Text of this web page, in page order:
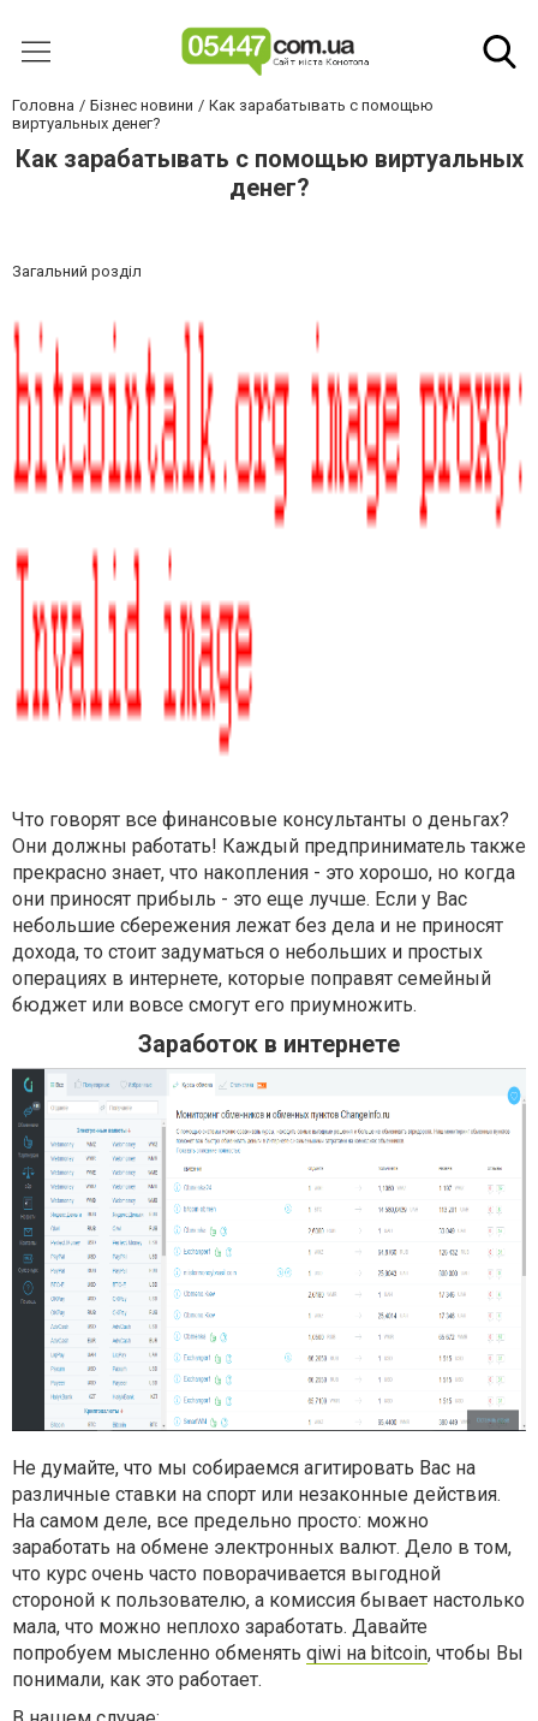
Головна Бізнес новини
Как зарабатывать с помощью
виртуальных денег?
Как зарабатывать с помощью виртуальных
денег?
Загальний розділ
Что говорят все финансовые консультанты о деньгах?
Они должны работать! Каждый предприниматель также
прекрасно знает, что накопления - это хорошо, но когда
они приносят прибыль - это еще лучше. Если у Вас
небольшие сбережения лежат без дела и не приносят
дохода, то стоит задуматься о небольших и простых
операциях в интернете, которые поправят семейный
бюджет или вовсе смогут его приумножить.
Заработок в интернете
Не думайте, что мы собираемся агитировать Вас на
различные ставки на спорт или незаконные действия.
На самом деле, все предельно просто: можно
заработать на обмене электронных валют. Дело в том,
что курс очень часто поворачивается выгодной
стороной к пользователю, а комиссия бывает настолько
мала, что можно неплохо заработать. Давайте
попробуем мысленно обменять qiwi на bitcoin, чтобы Вы
понимали, как это работает.